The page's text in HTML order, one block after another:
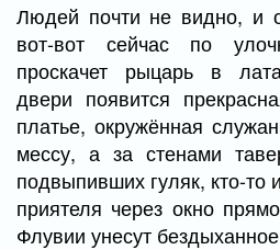
Людей почти не видно, и
вот-вот сейчас по
проскачет рыцарь в
двери появится
платье, окружённая
мессу, а за стенами
подвыпивших гуляк, кто-то
приятеля через окно
Флувии унесут